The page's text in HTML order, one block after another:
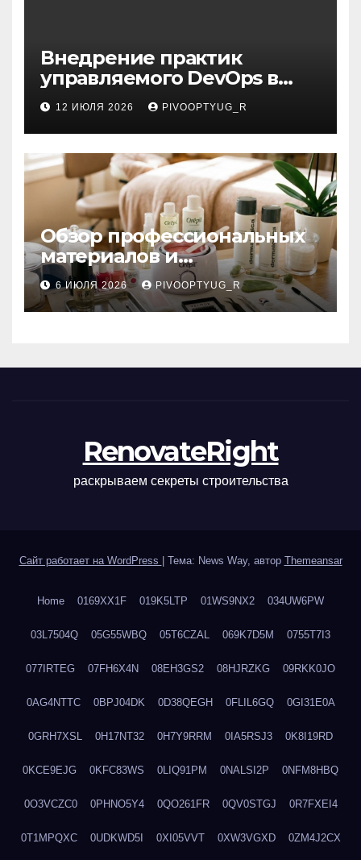
Внедрение практик
управляемого DevOps в
корпоративную ИТ-
инфраструктуру
12 ИЮЛЯ 2026 PIVOOPTYUG_R
Обзор профессиональных
материалов и
инструментов для
маникюра, депиляции,
наращивания ресниц и
6 ИЮЛЯ 2026 PIVOOPTYUG_R
RenovateRight
раскрываем секреты строительства
Сайт работает на WordPress Тема: News Way, автор Themeansar
Home 0169XX1F 019K5LTP 01WS9NX2 034UW6PW
03L7504Q 05G55WBQ 05T6CZAL 069K7D5M 0755T7I3
077IRTEG 07FH6X4N 08EH3GS2 08HJRZKG 09RKK0JO
0AG4NTTC 0BPJ04DK 0D38QEGH 0FLIL6GQ 0GI31E0A
0GRH7XSL 0H17NT32 0H7Y9RRM 0IA5RSJ3 0K8I19RD
0KCE9EJG 0KFC83WS 0LIQ91PM 0NALSI2P 0NFM8HBQ
0O3VCZC0 0PHNO5Y4 0QO261FR 0QV0STGJ 0R7FXEI4
0T1MPQXC 0UDKWD5I 0XI05VVT 0XW3VGXD 0ZM4J2CX